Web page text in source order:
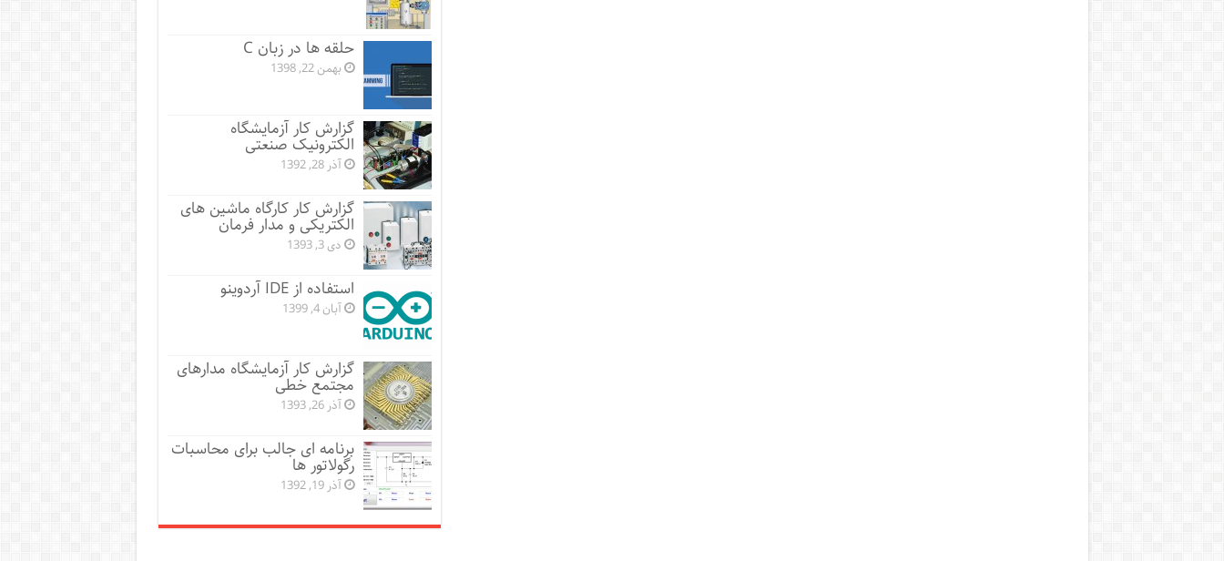
حلقه ها در زبان C
بهمن 22, 1398
گزارش کار آزمایشگاه
الکترونیک صنعتی
آذر 28, 1392
گزارش کار کارگاه ماشین های
الکتریکی و مدار فرمان
دی 3, 1393
استفاده از IDE آردوینو
آبان 4, 1399
گزارش کار آزمایشگاه مدارهای
مجتمع خطی
آذر 26, 1393
برنامه ای جالب برای محاسبات
رگولاتور ها
آذر 19, 1392